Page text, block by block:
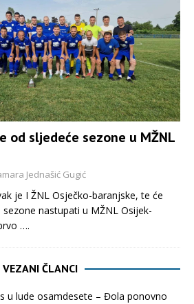
od sljedeće sezone u MŽNL
Jednašić Gugić
je I ŽNL Osječko-baranjske, te će
nastupati u MŽNL Osijek-
….
VEZANI ČLANCI
u lude osamdesete – Đola ponovno